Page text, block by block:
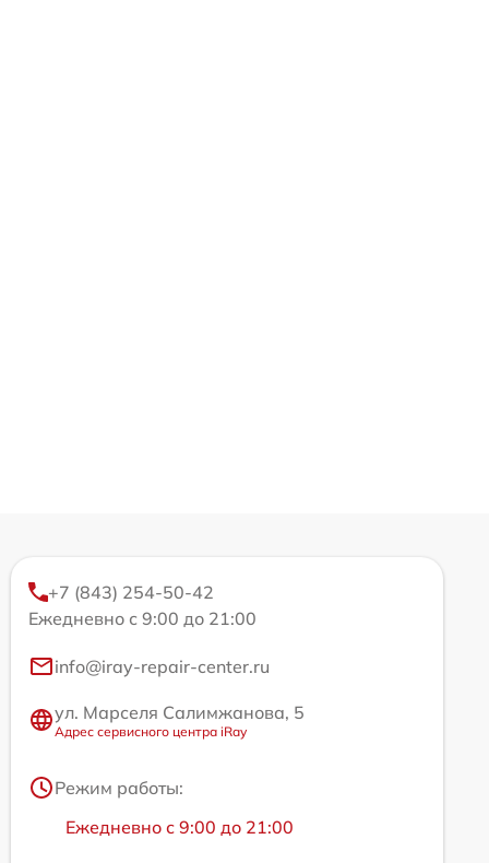
+7 (843) 254-50-42
Ежедневно с 9:00 до 21:00
info@iray-repair-center.ru
ул. Марселя Салимжанова, 5
Адрес сервисного центра iRay
Режим работы:
Ежедневно с 9:00 до 21:00